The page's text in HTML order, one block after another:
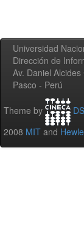
Universidad
Dirección de
Av. Daniel
Pasco - Perú
Theme by
2008 MIT and